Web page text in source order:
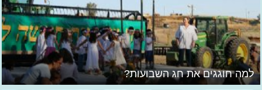
למה חוגגים את חג השבועות?